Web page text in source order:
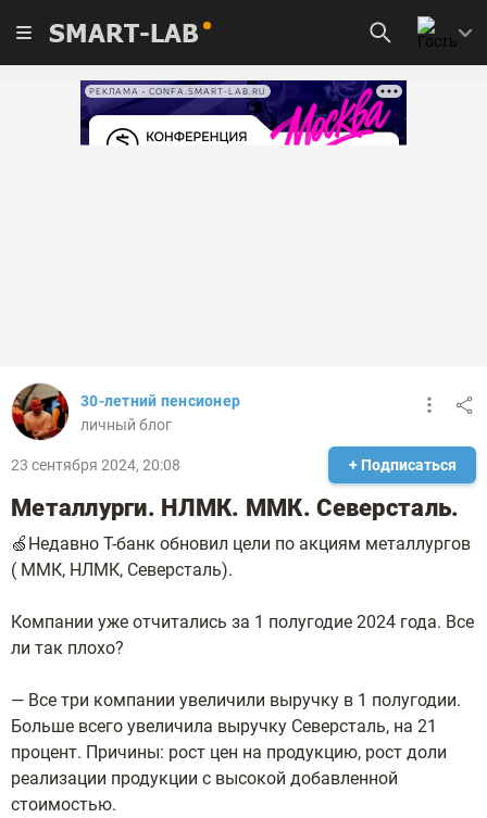
SMART-LAB
РЕКЛАМА • CONFA.SMART-LAB.RU
30-летний пенсионер
личный блог
23 сентября 2024, 20:08 + Подписаться
Металлурги. НЛМК. ММК. Северсталь.
​🍏Недавно Т-банк обновил цели по акциям металлургов
( ММК, НЛМК, Северсталь).
Компании уже отчитались за 1 полугодие 2024 года. Все
ли так плохо?
— Все три компании увеличили выручку в 1 полугодии.
Больше всего увеличила выручку Северсталь, на 21
процент. Причины: рост цен на продукцию, рост доли
реализации продукции с высокой добавленной
стоимостью.